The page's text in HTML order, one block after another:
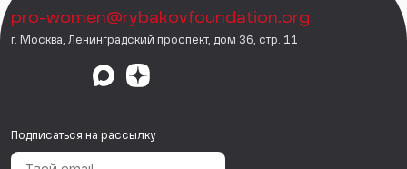
pro-women@rybakovfoundation.org
г. Москва, Ленинградский проспект, дом 36, стр. 11
Подписаться на рассылку